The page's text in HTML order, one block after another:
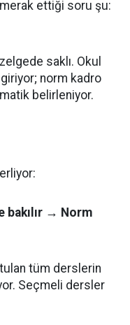
ettiği soru şu:
saklı. Okul
norm kadro
belirleniyor.
bakılır → Norm
tüm derslerin
Seçmeli dersler